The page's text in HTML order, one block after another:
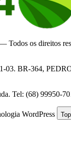
Todos os direitos
03. BR-364,
Tel: (68) 99950-
WordPress